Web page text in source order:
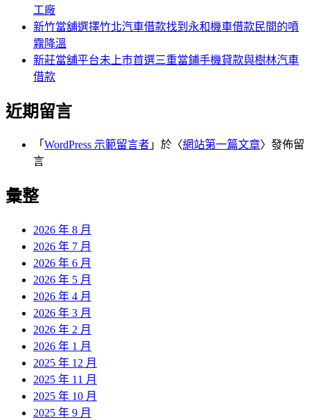
工廠
新竹當舖選擇竹北汽車借款找到永和機車借款民間的噴
霧降溫
新莊當舖平台未上市首選三重當鋪手機貸款與樹林汽車
借款
近期留言
「 WordPress 示範留言者 」於〈網站第一篇文章〉發佈留
言
彙整
2026 年 8 月
2026 年 7 月
2026 年 6 月
2026 年 5 月
2026 年 4 月
2026 年 3 月
2026 年 2 月
2026 年 1 月
2025 年 12 月
2025 年 11 月
2025 年 10 月
2025 年 9 月